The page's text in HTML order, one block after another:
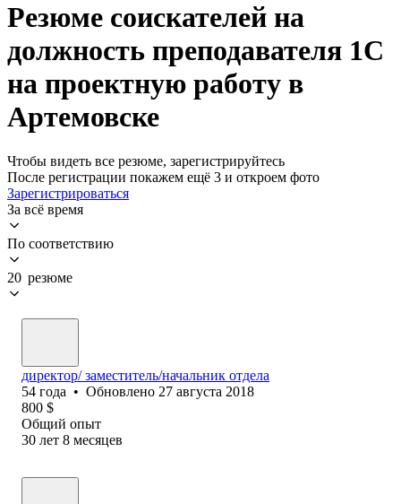
Резюме соискателей на
должность преподавателя 1С
на проектную работу в
Артемовске
Чтобы видеть все резюме, зарегистрируйтесь
После регистрации покажем ещё 3 и откроем фото
Зарегистрироваться
За всё время
По соответствию
20 резюме
директор/ заместитель/начальник отдела
54 года • Обновлено 27 августа 2018
800 $
Общий опыт
30 лет 8 месяцев